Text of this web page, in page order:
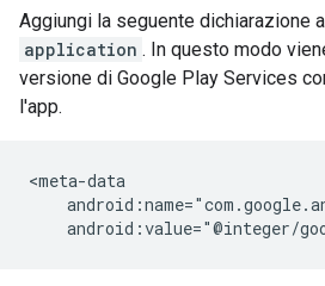
Aggiungi la seguente dichiarazione
application . In questo modo
versione di Google Play Services
l'app.